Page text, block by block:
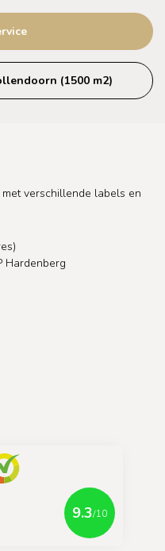
(1500 m2)
verschillende labels en
Hardenberg
9.3/10